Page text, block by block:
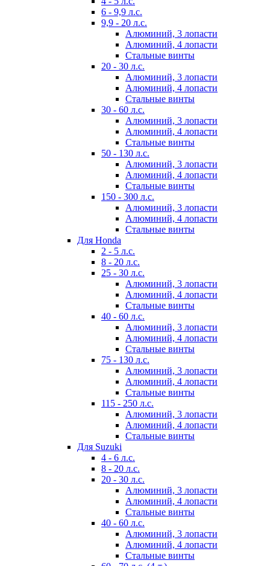
6 - 9,9 л.с.
9,9 - 20 л.с.
Алюминий, 3 лопасти
Алюминий, 4 лопасти
Стальные винты
20 - 30 л.с.
Алюминий, 3 лопасти
Алюминий, 4 лопасти
Стальные винты
30 - 60 л.с.
Алюминий, 3 лопасти
Алюминий, 4 лопасти
Стальные винты
50 - 130 л.с.
Алюминий, 3 лопасти
Алюминий, 4 лопасти
Стальные винты
150 - 300 л.с.
Алюминий, 3 лопасти
Алюминий, 4 лопасти
Стальные винты
Для Honda
2 - 5 л.с.
8 - 20 л.с.
25 - 30 л.с.
Алюминий, 3 лопасти
Алюминий, 4 лопасти
Стальные винты
40 - 60 л.с.
Алюминий, 3 лопасти
Алюминий, 4 лопасти
Стальные винты
75 - 130 л.с.
Алюминий, 3 лопасти
Алюминий, 4 лопасти
Стальные винты
115 - 250 л.с.
Алюминий, 3 лопасти
Алюминий, 4 лопасти
Стальные винты
Для Suzuki
4 - 6 л.с.
8 - 20 л.с.
20 - 30 л.с.
Алюминий, 3 лопасти
Алюминий, 4 лопасти
Стальные винты
40 - 60 л.с.
Алюминий, 3 лопасти
Алюминий, 4 лопасти
Стальные винты